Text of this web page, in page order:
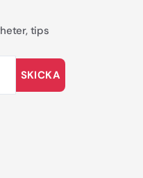
tips
SKICKA